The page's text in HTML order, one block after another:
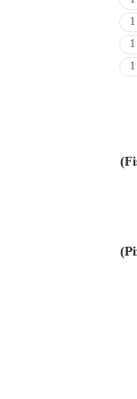
1
1
1
مجموعه گیره صخره‌نوردی ماهی (Fish)
مجموعه گیره صخره‌نوردی پیتزا (Pizza)